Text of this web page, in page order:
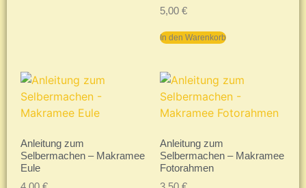
5,00 €
In den Warenkorb
Anleitung zum
Selbermachen – Makramee
Eule
Anleitung zum
Selbermachen – Makramee
Fotorahmen